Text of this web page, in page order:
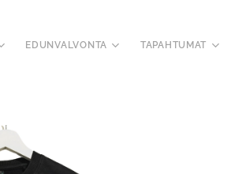
EDUNVALVONTA TAPAHTUMAT